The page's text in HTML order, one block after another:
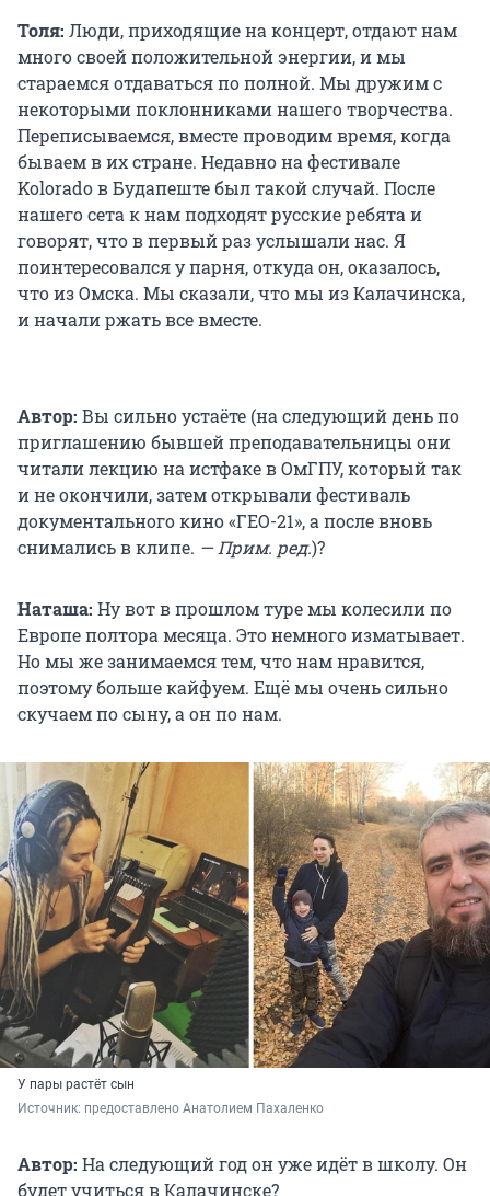
Толя: Люди, приходящие на концерт, отдают нам
много своей положительной энергии, и мы
стараемся отдаваться по полной. Мы дружим с
некоторыми поклонниками нашего творчества.
Переписываемся, вместе проводим время, когда
бываем в их стране. Недавно на фестивале
Kolorado в Будапеште был такой случай. После
нашего сета к нам подходят русские ребята и
говорят, что в первый раз услышали нас. Я
поинтересовался у парня, откуда он, оказалось,
что из Омска. Мы сказали, что мы из Калачинска,
и начали ржать все вместе.
Автор: Вы сильно устаёте (на следующий день по
приглашению бывшей преподавательницы они
читали лекцию на истфаке в ОмГПУ, который так
и не окончили, затем открывали фестиваль
документального кино «ГЕО-21», а после вновь
снимались в клипе. — Прим. ред.)?
Наташа: Ну вот в прошлом туре мы колесили по
Европе полтора месяца. Это немного изматывает.
Но мы же занимаемся тем, что нам нравится,
поэтому больше кайфуем. Ещё мы очень сильно
скучаем по сыну, а он по нам.
У пары растёт сын
Источник: предоставлено Анатолием Пахаленко
Автор: На следующий год он уже идёт в школу. Он
будет учиться в Калачинске?